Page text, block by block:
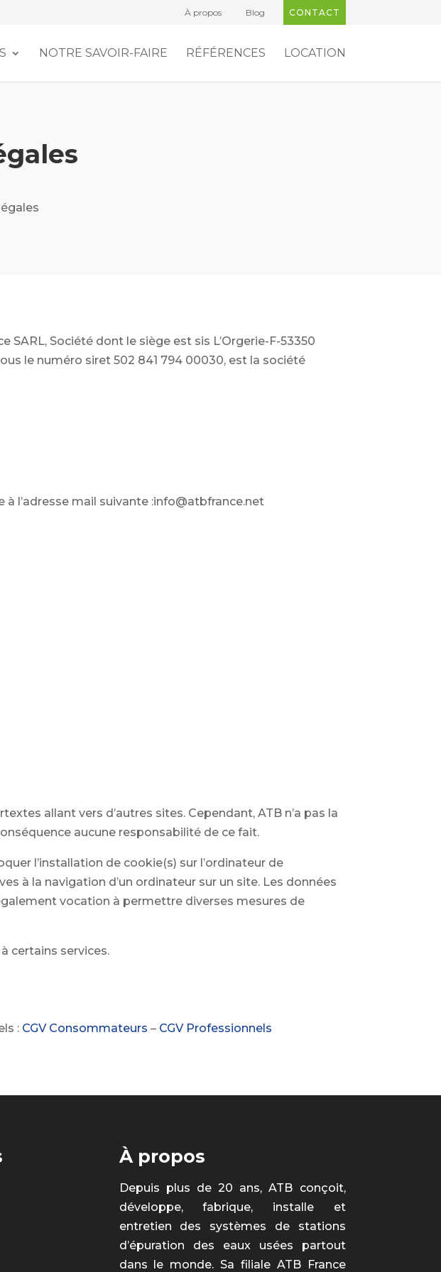
À propos Blog CONTACT
NOTRE SAVOIR-FAIRE RÉFÉRENCES LOCATION
SARL, Société dont le siège est sis L’Orgerie-F-53350
le numéro siret 502 841 794 00030, est la société
l’adresse mail suivante :info@atbfrance.net
allant vers d’autres sites. Cependant, ATB n’a pas la
aucune responsabilité de ce fait.
l’installation de cookie(s) sur l’ordinateur de
à la navigation d’un ordinateur sur un site. Les données
vocation à permettre diverses mesures de
certains services.
: CGV Consommateurs – CGV Professionnels
À propos
Depuis plus de 20 ans, ATB conçoit,
développe, fabrique, installe et
entretien des systèmes de stations
d’épuration des eaux usées partout
dans le monde. Sa filiale ATB France